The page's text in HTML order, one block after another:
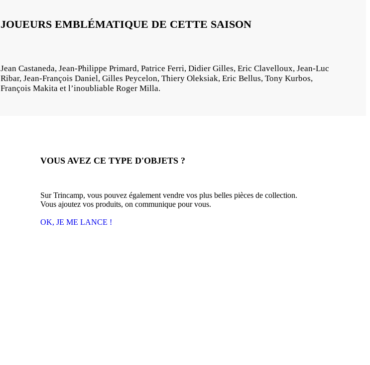
JOUEURS EMBLÉMATIQUE DE CETTE SAISON
Jean Castaneda, Jean-Philippe Primard, Patrice Ferri, Didier Gilles, Eric Clavelloux, Jean-Luc
Ribar, Jean-François Daniel, Gilles Peycelon, Thiery Oleksiak, Eric Bellus, Tony Kurbos,
François Makita et l’inoubliable Roger Milla.
VOUS AVEZ CE TYPE D'OBJETS ?
Sur Trincamp, vous pouvez également vendre vos plus belles pièces de collection.
Vous ajoutez vos produits, on communique pour vous.
OK, JE ME LANCE !